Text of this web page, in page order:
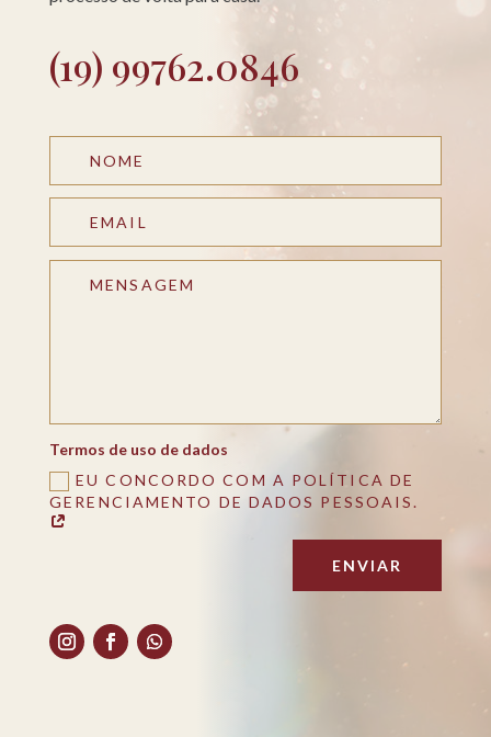
(19) 99762.0846
Termos de uso de dados
EU CONCORDO COM A POLÍTICA DE
GERENCIAMENTO DE DADOS PESSOAIS.
ENVIAR